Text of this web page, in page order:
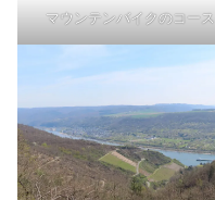
マウンテンバイクのコース